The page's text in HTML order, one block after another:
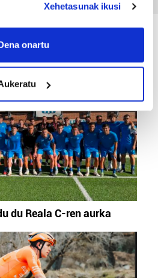
like to:
about your geographical
by actively scanning it for
(fingerprinting)
your personal data is processed
in thedetails section.
zure datu pertsonalak
IP zenbakia, besteak beste,
adibidez, iragarki eta eduki
iragarkiak eta edukia
informazioa biltzeko eta
datuak nork eta zertarako
Xehetasunak ikusi
onartu
du Reala C-ren aurka